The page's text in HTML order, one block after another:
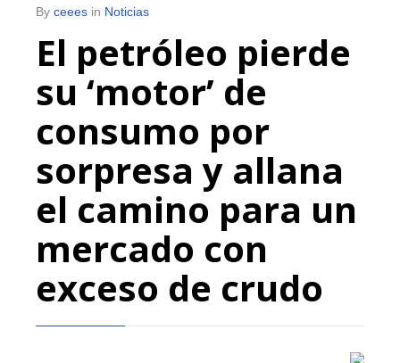
By ceees in Noticias
El petróleo pierde
su ‘motor’ de
consumo por
sorpresa y allana
el camino para un
mercado con
exceso de crudo